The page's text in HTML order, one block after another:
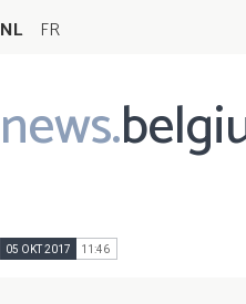
NL FR
news.
Main
navigation
05 OKT 2017 11:46